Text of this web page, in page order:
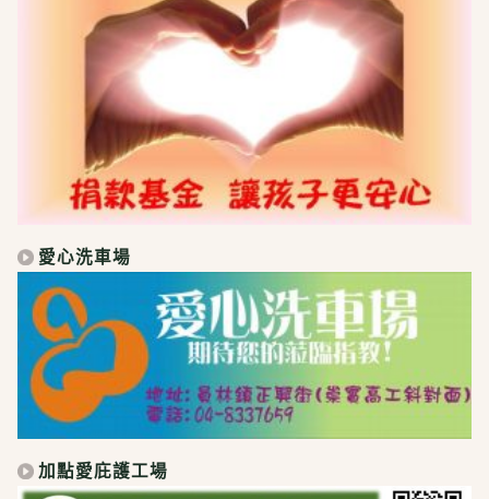
愛心洗車場
加點愛庇護工場